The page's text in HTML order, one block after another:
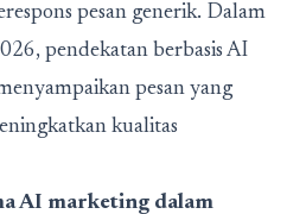
pesan generik. Dalam
pendekatan berbasis AI
pesan yang
kualitas
AI marketing dalam